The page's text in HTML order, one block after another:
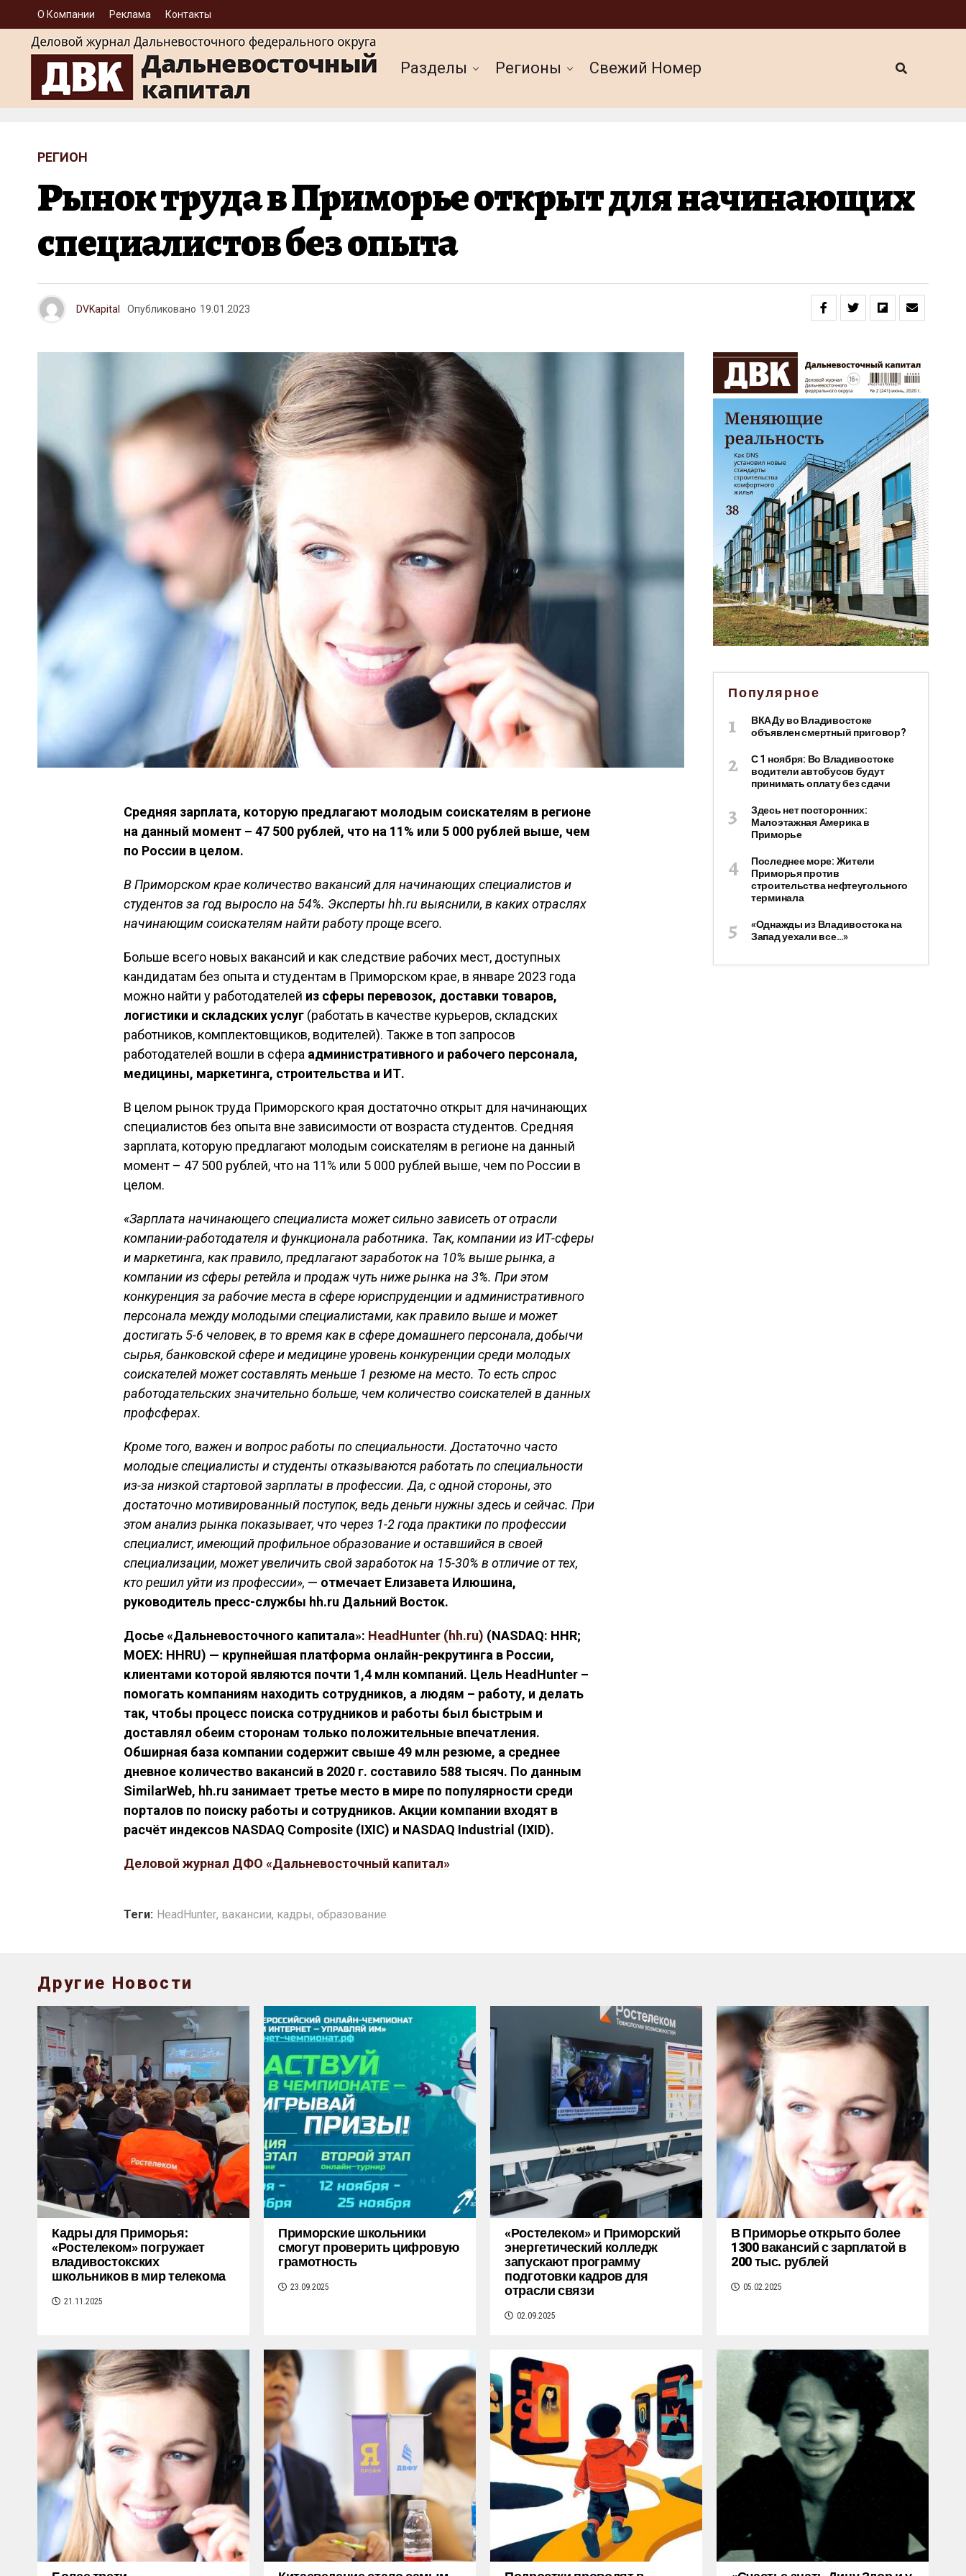
О Компании Реклама Контакты
Разделы Регионы Cвежий Номер
РЕГИОН
Рынок труда в Приморье открыт для начинающих
специалистов без опыта
DVKapital Опубликовано 19.01.2023
Средняя зарплата, которую предлагают молодым соискателям в регионе
на данный момент – 47 500 рублей, что на 11% или 5 000 рублей выше, чем
по России в целом.
В Приморском краеколичество вакансий для начинающих специалистов и
студентов за год выросло на 54%. Эксперты hh.ru выяснили, в каких отраслях
начинающим соискателям найти работу проще всего.
Больше всего новых вакансий и как следствие рабочих мест, доступных
кандидатам без опыта и студентам в Приморском крае, в январе 2023 года
можно найти у работодателей из сферы перевозок, доставки товаров,
логистики и складских услуг (работать в качестве курьеров, складских
работников, комплектовщиков, водителей). Также в топ запросов
работодателей вошли в сфера административного и рабочего персонала,
медицины, маркетинга, строительства и ИТ.
В целом рынок труда Приморского края достаточно открыт для начинающих
специалистов без опыта вне зависимости от возраста студентов. Средняя
зарплата, которую предлагают молодым соискателям в регионе на данный
момент – 47 500 рублей, что на 11% или 5 000 рублей выше, чем по России в
целом.
«Зарплата начинающего специалиста может сильно зависеть от отрасли
компании-работодателя и функционала работника. Так, компании из ИТ-сферы
и маркетинга, как правило, предлагают заработок на 10% выше рынка, а
компании из сферы ретейла и продаж чуть ниже рынка на 3%. При этом
конкуренция за рабочие места в сфере юриспруденции и административного
персонала между молодыми специалистами, как правило выше и может
достигать 5-6 человек, в то время как в сфере домашнего персонала, добычи
сырья, банковской сфере и медицине уровень конкуренции среди молодых
соискателей может составлять меньше 1 резюме на место. То есть спрос
работодательских значительно больше, чем количество соискателей в данных
профсферах.
Кроме того, важен и вопрос работы по специальности. Достаточно часто
молодые специалисты и студенты отказываются работать по специальности
из-за низкой стартовой зарплаты в профессии. Да, с одной стороны, это
достаточно мотивированный поступок, ведь деньги нужны здесь и сейчас. При
этом анализ рынка показывает, что через 1-2 года практики по профессии
специалист, имеющий профильное образование и оставшийся в своей
специализации, может увеличить свой заработок на 15-30% в отличие от тех,
кто решил уйти из профессии», — отмечает Елизавета Илюшина,
руководитель пресс-службы hh.ru Дальний Восток.
Досье «Дальневосточного капитала»: HeadHunter (hh.ru) (NASDAQ: HHR;
MOEX: HHRU) — крупнейшая платформа онлайн-рекрутинга в России,
клиентами которой являются почти 1,4 млн компаний. Цель HeadHunter –
помогать компаниям находить сотрудников, а людям – работу, и делать
так, чтобы процесс поиска сотрудников и работы был быстрым и
доставлял обеим сторонам только положительные впечатления.
Обширная база компании содержит свыше 49 млн резюме, а среднее
дневное количество вакансий в 2020 г. составило 588 тысяч. По данным
SimilarWeb, hh.ru занимает третье место в мире по популярности среди
порталов по поиску работы и сотрудников. Акции компании входят в
расчёт индексов NASDAQ Composite (IXIC) и NASDAQ Industrial (IXID).
Деловой журнал ДФО «Дальневосточный капитал»
Теги: HeadHunter, вакансии, кадры, образование
Популярное
ВКАДу во Владивостоке
объявлен смертный приговор?
С 1 ноября: Во Владивостоке
водители автобусов будут
принимать оплату без сдачи
Здесь нет посторонних:
Малоэтажная Америка в
Приморье
Последнее море: Жители
Приморья против
строительства нефтеугольного
терминала
«Однажды из Владивостока на
Запад уехали все…»
Другие Новости
Кадры для Приморья:
«Ростелеком» погружает
владивостокских
школьников в мир телекома
21.11.2025
Приморские школьники
смогут проверить цифровую
грамотность
23.09.2025
«Ростелеком» и Приморский
энергетический колледж
запускают программу
подготовки кадров для
отрасли связи
02.09.2025
В Приморье открыто более
1300 вакансий с зарплатой в
200 тыс. рублей
05.02.2025